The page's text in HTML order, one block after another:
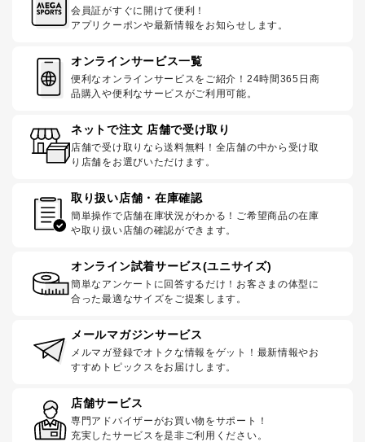
会員証がすぐに開けて便利！
アプリクーポンや最新情報をお知らせします。
オンラインサービス一覧
便利なオンラインサービスをご紹介！24時間365日商
品購入や便利なサービスがご利用可能。
ネットで注文 店舗で受け取り
店舗で受け取りなら送料無料！全店舗の中から受け取
り店舗をお選びいただけます。
取り扱い店舗・在庫確認
簡単操作で店舗在庫状況がわかる！ご希望商品の在庫
や取り扱い店舗の確認ができます。
オンライン試着サービス(ユニサイズ)
簡単なアンケートに回答するだけ！お客さまの体型に
合った最適なサイズをご提案します。
メールマガジンサービス
メルマガ登録でオトクな情報をゲット！最新情報やお
すすめトピックスをお届けします。
店舗サービス
専門アドバイザーがお買い物をサポート！
充実したサービスを是非ご利用ください。